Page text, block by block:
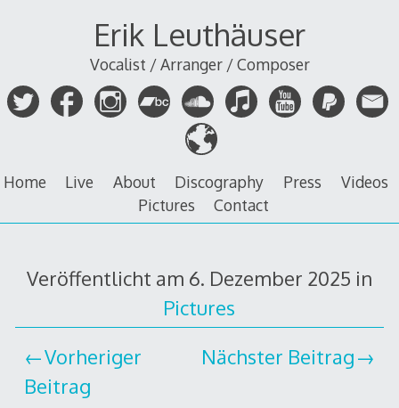
Erik Leuthäuser
Vocalist / Arranger / Composer
Home Live About Discography Press
Videos
Pictures
Contact
Veröffentlicht am 6. Dezember 2025 in
Pictures
Vorheriger
Beitrag
Nächster Beitrag